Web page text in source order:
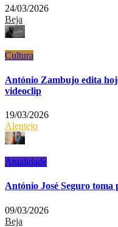
24/03/2026
Beja
Cultura
António Zambujo edita
videoclip
19/03/2026
Alentejo
Atualidade
António José Seguro toma
09/03/2026
Beja